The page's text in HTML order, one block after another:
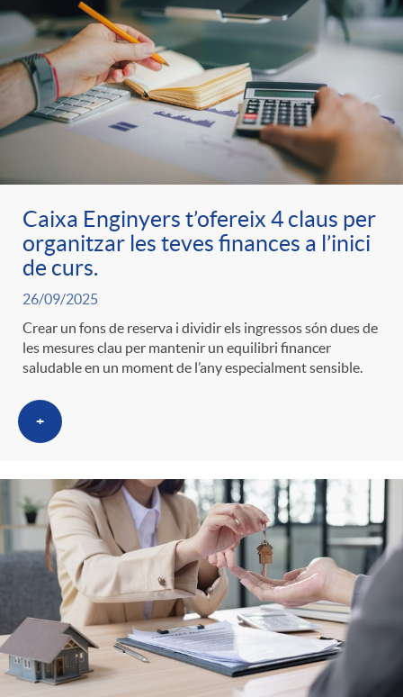
Caixa Enginyers t’ofereix 4 claus per
organitzar les teves finances a l’inici
de curs.
26/09/2025
Crear un fons de reserva i dividir els ingressos són dues de
les mesures clau per mantenir un equilibri financer
saludable en un moment de l’any especialment sensible.
+